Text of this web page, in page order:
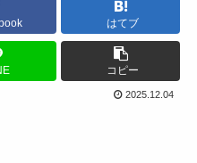
はてブ
コピー
2025.12.04